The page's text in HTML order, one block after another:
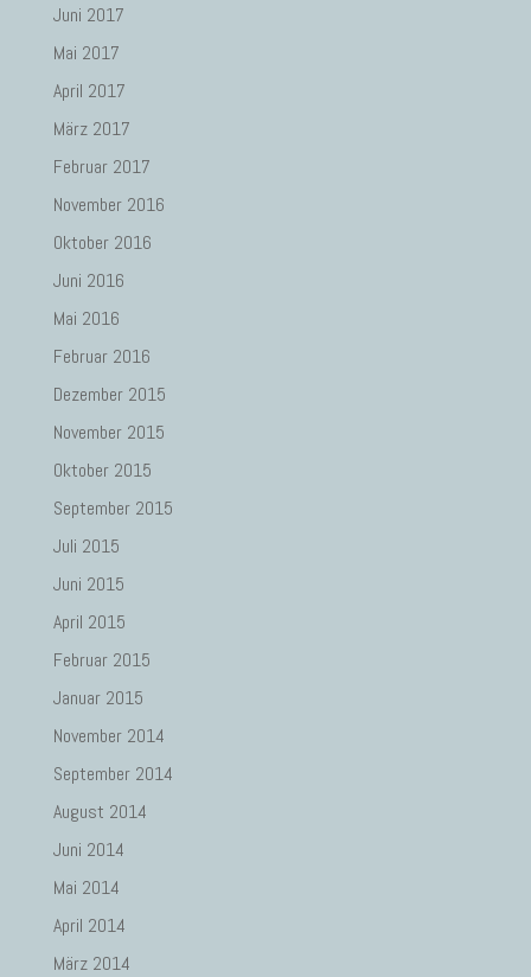
Juni 2017
Mai 2017
April 2017
März 2017
Februar 2017
November 2016
Oktober 2016
Juni 2016
Mai 2016
Februar 2016
Dezember 2015
November 2015
Oktober 2015
September 2015
Juli 2015
Juni 2015
April 2015
Februar 2015
Januar 2015
November 2014
September 2014
August 2014
Juni 2014
Mai 2014
April 2014
März 2014